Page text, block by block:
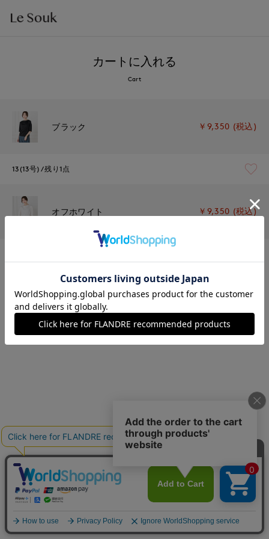
カートに入れる
Cart
ブラック ￥9,350 (税込)
13(13号) 残り1点
オフホワイト ￥9,350 (税込)